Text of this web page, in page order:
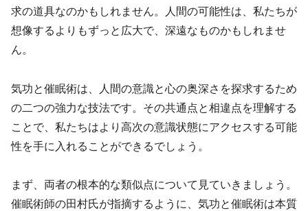
求の道具なのかもしれません。人間の可能性は、私たちが
想像するよりもずっと広大で、深遠なものかもしれませ
ん。
気功と催眠術は、人間の意識と心の奥深さを探求するため
の二つの強力な技法です。その共通点と相違点を理解する
ことで、私たちはより高次の意識状態にアクセスする可能
性を手に入れることができるでしょう。
まず、両者の根本的な類似点について見ていきましょう。
催眠術師の田村氏が指摘するように、気功と催眠術は本質